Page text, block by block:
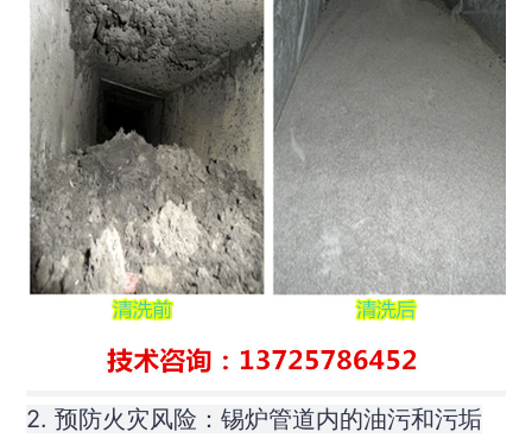
2. 预防火灾风险：锡炉管道内的油污和污垢